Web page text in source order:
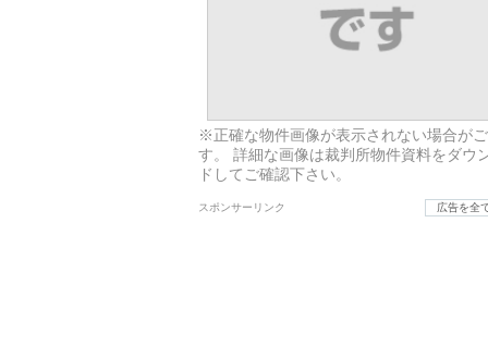
※正確な物件画像が表示されない場合が
す。 詳細な画像は裁判所物件資料をダウ
ドしてご確認下さい。
スポンサーリンク 広告を全